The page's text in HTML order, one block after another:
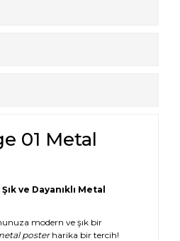
01 Metal
ve Dayanıklı Metal
modern ve şık bir
posterharika bir tercih!